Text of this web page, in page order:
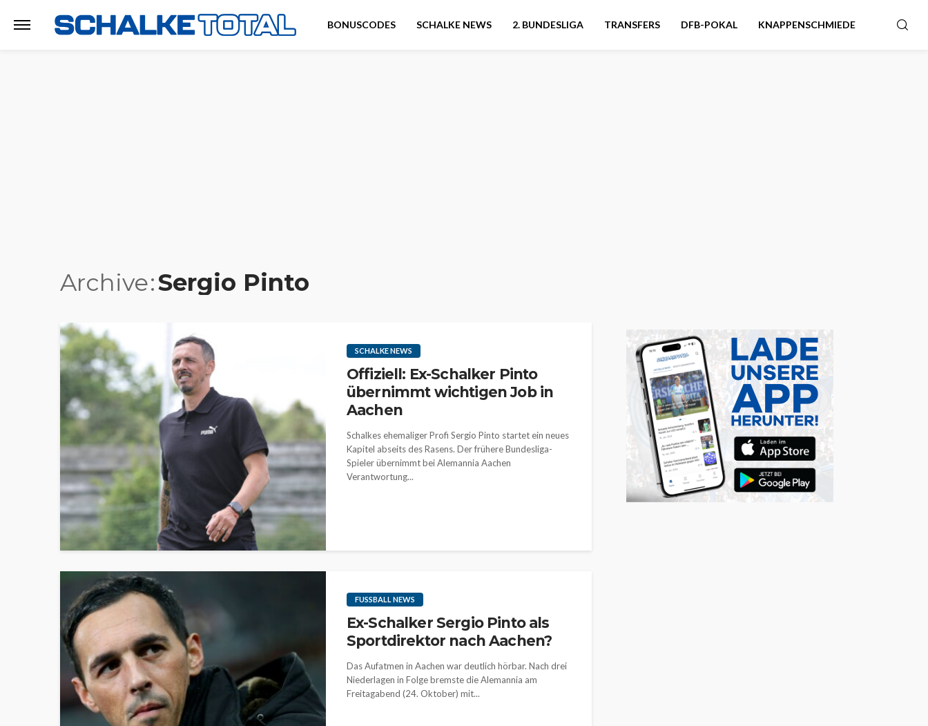
BONUSCODES SCHALKE NEWS 2. BUNDESLIGA TRANSFERS DFB-POKAL KNAPPENSCHMIEDE
Archive Sergio Pinto
SCHALKE NEWS
Offiziell: Ex-Schalker Pinto
übernimmt wichtigen Job in
Aachen
Schalkes ehemaliger Profi Sergio Pinto startet ein neues
Kapitel abseits des Rasens. Der frühere Bundesliga-
Spieler übernimmt bei Alemannia Aachen
Verantwortung...
FUSSBALL NEWS
Ex-Schalker Sergio Pinto als
Sportdirektor nach Aachen?
Das Aufatmen in Aachen war deutlich hörbar. Nach drei
Niederlagen in Folge bremste die Alemannia am
Freitagabend (24. Oktober) mit...